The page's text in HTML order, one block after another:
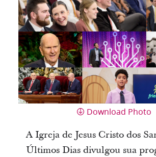
Download Photo
A Igreja de Jesus Cristo dos
Últimos Dias divulgou sua